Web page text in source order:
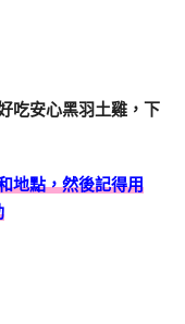
吃安心黑羽土雞，下
地點，然後記得用